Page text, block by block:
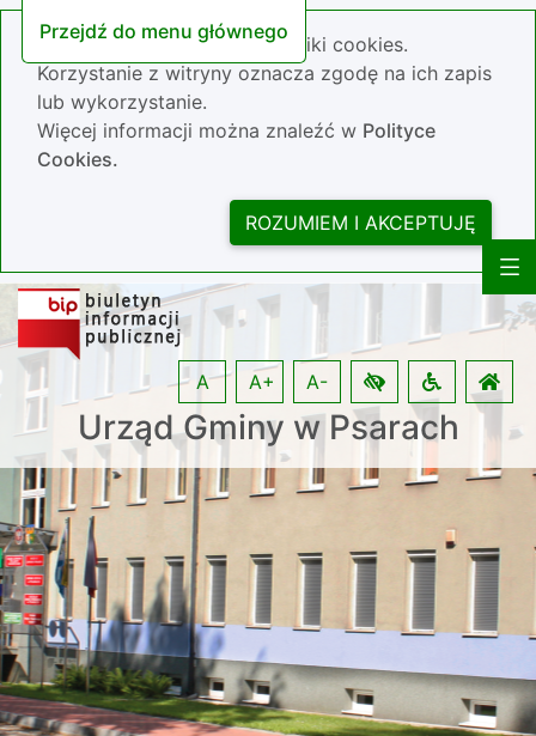
Przejdź do menu głównego
Nasza strona wykorzystuje pliki cookies.
Korzystanie z witryny oznacza zgodę na ich zapis
lub wykorzystanie.
Więcej informacji można znaleźć w Polityce
Cookies.
ROZUMIEM I AKCEPTUJĘ
Urząd Gminy w Psarach
A A+ A-